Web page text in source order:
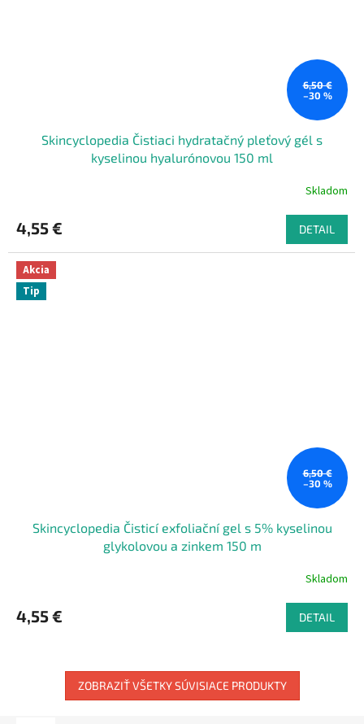
6,50 €
–30 %
Skincyclopedia Čistiaci hydratačný pleťový gél s
kyselinou hyalurónovou 150 ml
Skladom
4,55 € DETAIL
Akcia
Tip
6,50 €
–30 %
Skincyclopedia Čisticí exfoliační gel s 5% kyselinou
glykolovou a zinkem 150 m
Skladom
4,55 € DETAIL
ZOBRAZIŤ VŠETKY SÚVISIACE PRODUKTY